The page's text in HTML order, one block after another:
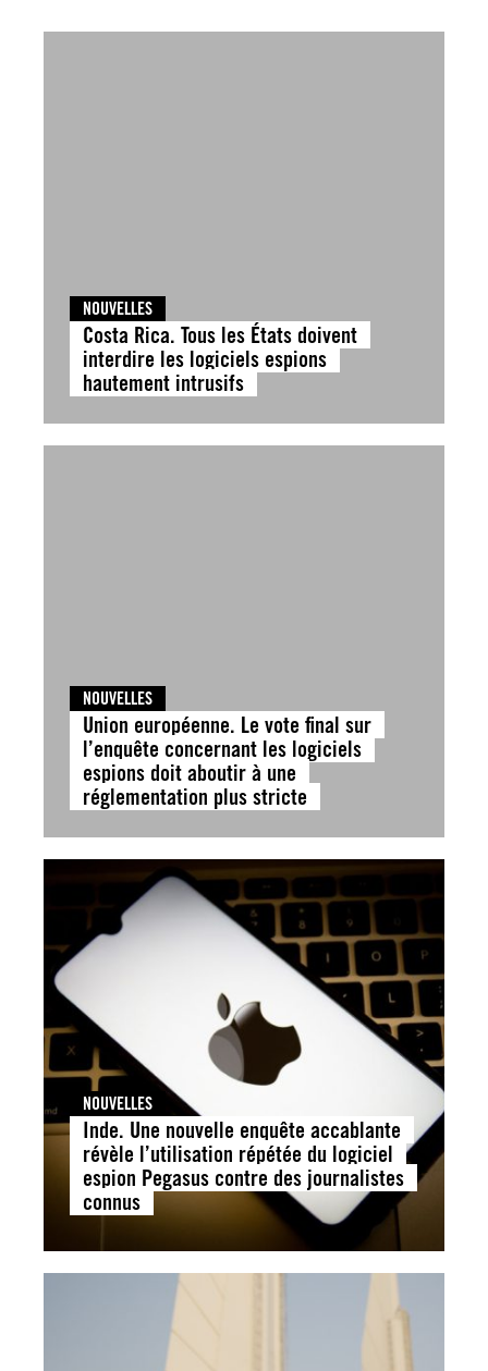
NOUVELLES
Costa Rica. Tous les États doivent
interdire les logiciels espions
hautement intrusifs
NOUVELLES
Union européenne. Le vote final sur
l’enquête concernant les logiciels
espions doit aboutir à une
réglementation plus stricte
NOUVELLES
Inde. Une nouvelle enquête accablante
révèle l’utilisation répétée du logiciel
espion Pegasus contre des journalistes
connus